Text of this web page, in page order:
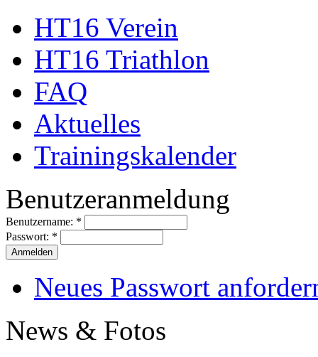
HT16 Verein
HT16 Triathlon
FAQ
Aktuelles
Trainingskalender
Benutzeranmeldung
Benutzername: *
Passwort: *
Neues Passwort
News & Fotos